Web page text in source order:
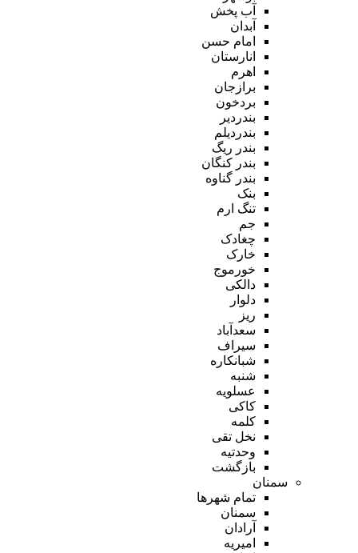
آب پخش
آبدان
امام حسن
انارستان
اهرم
برازجان
بردخون
بندردیر
بندردیلم
بندر ریگ
بندر کنگان
بندر گناوه
بنک
تنگ ارم
جم
چغادک
خارک
خورموج
دالکی
دلوار
ریز
سعدآباد
سیراف
شبانکاره
شنبه
عسلویه
کاکی
کلمه
نخل تقی
وحدتیه
بازگشت
سمنان
تمام شهر‌ها
سمنان
آرادان
امیریه